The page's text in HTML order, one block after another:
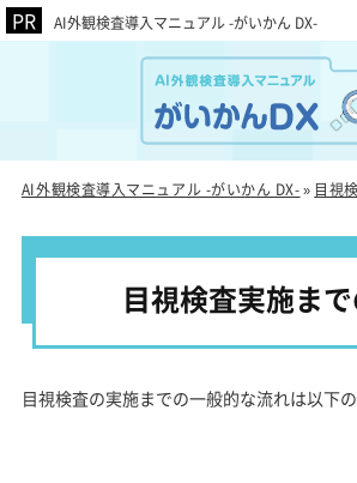
AI外観検査導入マニュアル -がいかん DX-
AI外観検査導入マニュアル -がいかん DX-» 目視
目視検査実施ま
目視検査の実施までの一般的な流れは以下の